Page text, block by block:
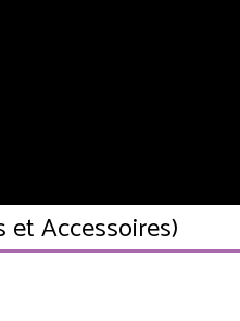
et Accessoires)